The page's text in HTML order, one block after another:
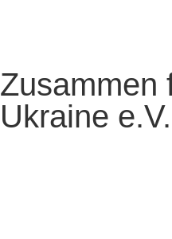
Zusammen
Ukraine e.V.